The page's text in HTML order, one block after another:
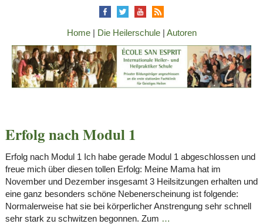
Home| Die Heilerschule| Autoren
Erfolg nach Modul 1
Erfolg nach Modul 1 Ich habe gerade Modul 1 abgeschlossen und
freue mich über diesen tollen Erfolg: Meine Mama hat im
November und Dezember insgesamt 3 Heilsitzungen erhalten und
eine ganz besonders schöne Nebenerscheinung ist folgende:
Normalerweise hat sie bei körperlicher Anstrengung sehr schnell
sehr stark zu schwitzen begonnen. Zum …